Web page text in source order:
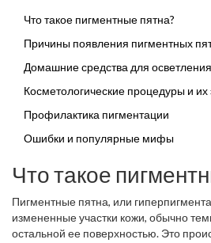
Что такое пигментные пятна?
Причины появления пигментных
Домашние средства для
Косметологические процедуры и
Профилактика пигментации
Ошибки и популярные мифы
Что такое
Пигментные пятна, или
измененные участки кожи, обычно
остальной ее поверхностью. Это